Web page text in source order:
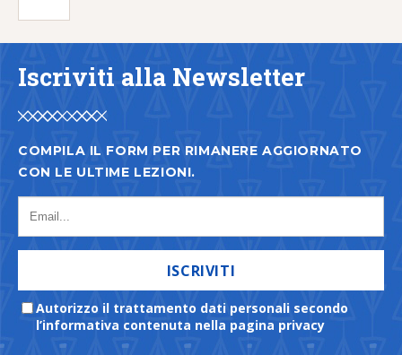
Iscriviti alla Newsletter
COMPILA IL FORM PER RIMANERE AGGIORNATO
CON LE ULTIME LEZIONI.
ISCRIVITI
Autorizzo il trattamento dati personali secondo
l’informativa contenuta nella pagina privacy